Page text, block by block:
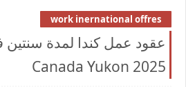
work inernational offres
عقود عمل كندا لمدة
2025 Canada Yukon